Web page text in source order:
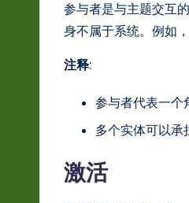
ft
参与者是与主题交互
身不属于系统。例如
注释:
参与者代表一个
多个实体可以承
激活